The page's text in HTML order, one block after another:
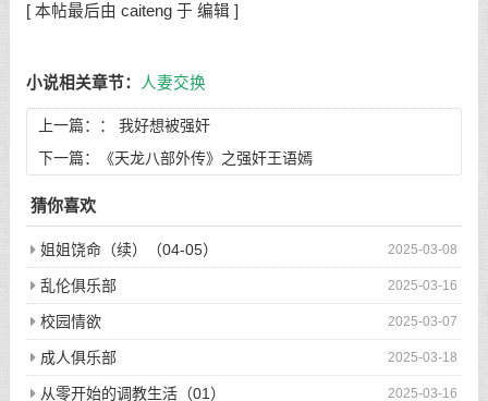
[ 本帖最后由 caiteng 于 编辑 ]
小说相关章节： 人妻交换
上一篇：： 我好想被强奸
下一篇：
《天龙八部外传》之强奸王语嫣
猜你喜欢
2025-03-08
姐姐饶命（续）（04-05）
2025-03-16
乱伦俱乐部
2025-03-07
校园情欲
2025-03-18
成人俱乐部
2025-03-16
从零开始的调教生活（01）